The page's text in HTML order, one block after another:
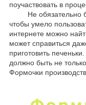
поучаствовать в
Не обязательно
чтобы умело
интернете можно
может справиться
приготовить
должно быть не
Формочки